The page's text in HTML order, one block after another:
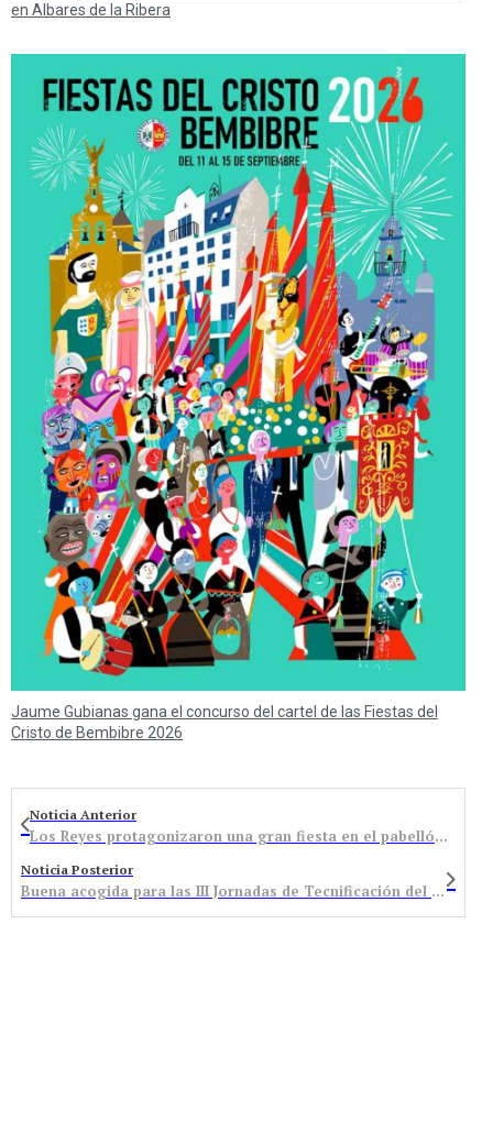
en Albares de la Ribera
Jaume Gubianas gana el concurso del cartel de las Fiestas del
Cristo de Bembibre 2026
Noticia Anterior
Los Reyes protagonizaron una gran fiesta en el pabellón que llegó sin cabalgata por la lluvia
Noticia Posterior
Buena acogida para las III Jornadas de Tecnificación del Club Baloncesto Bembibre